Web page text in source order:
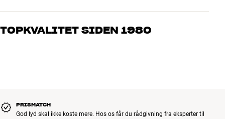
Vores medarbejdere er ægte entusiaster, som kender produkterne
os, hvad du drømmer om – så finder vi den løsning, der passer
TOPKVALITET SIDEN 1980
PRISMATCH
God lyd skal ikke koste mere. Hos os får du rådgivning fra eksperter til